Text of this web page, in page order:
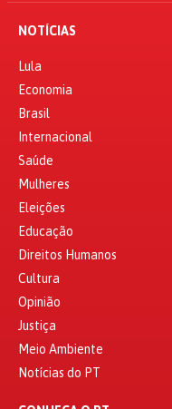
NOTÍCIAS
Lula
Economia
Brasil
Internacional
Saúde
Mulheres
Eleições
Educação
Direitos Humanos
Cultura
Opinião
Justiça
Meio Ambiente
Notícias do PT